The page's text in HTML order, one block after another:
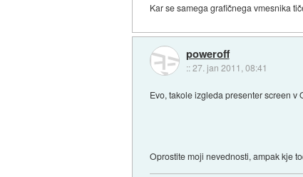
Kar se samega grafičnega vmesnika
poweroff
::27. jan 2011, 08:41
Evo, takole izgleda presenter screen v
Oprostite moji nevednosti, ampak kje